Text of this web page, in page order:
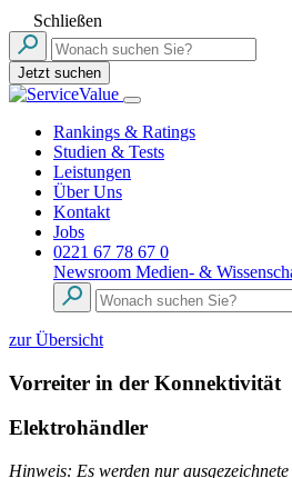
Schließen
Jetzt suchen
Rankings & Ratings
Studien & Tests
Leistungen
Über Uns
Kontakt
Jobs
0221 67 78 67 0
Newsroom Medien- &
zur Übersicht
Vorreiter in der Konnektivität
Elektrohändler
Hinweis: Es werden nur